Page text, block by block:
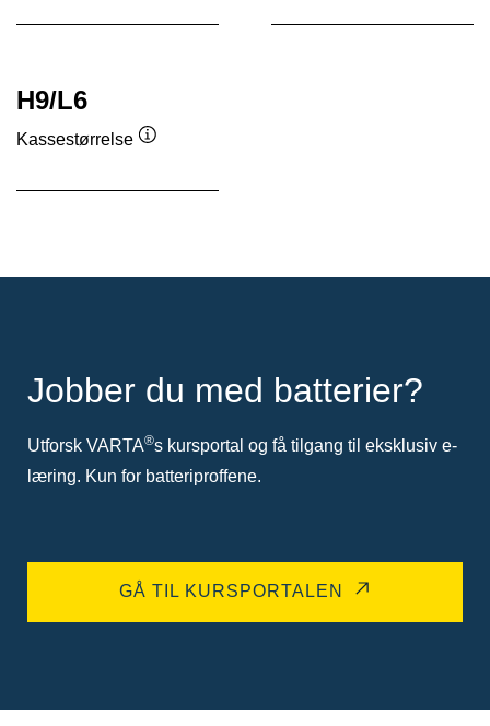
H9/L6
Kassestørrelse
Jobber du med batterier?
Utforsk VARTA®s kursportal og få tilgang til eksklusiv e-
læring. Kun for batteriproffene.
GÅ TIL KURSPORTALEN